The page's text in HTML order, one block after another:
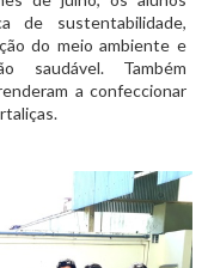
de sustentabilidade,
do meio ambiente e
saudável. Também
a confeccionar